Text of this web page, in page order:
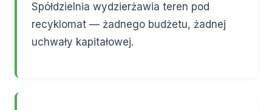
Spółdzielnia wydzierżawia teren pod
recyklomat — żadnego budżetu, żadnej
uchwały kapitałowej.